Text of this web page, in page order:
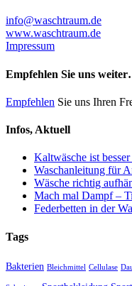
info@waschtraum.de
www.waschtraum.de
Impressum
Empfehlen Sie uns
Empfehlen Sie uns Ihren
Infos, Aktuell
Kaltwäsche ist
Waschanleitung für
Wäsche richtig
Mach mal Dampf –
Federbetten in der
Tags
Bakterien Bleichmittel Cellulase